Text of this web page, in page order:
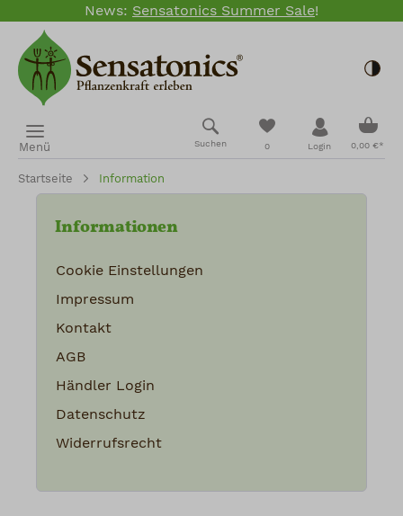
Zum Hauptinhalt springen
News: Sensatonics Summer Sale!
Menü Suchen 0
Du hast 0
Login 0,00 €*
Startseite Information
Informationen
Cookie Einstellungen
Impressum
Kontakt
AGB
Händler Login
Datenschutz
Widerrufsrecht